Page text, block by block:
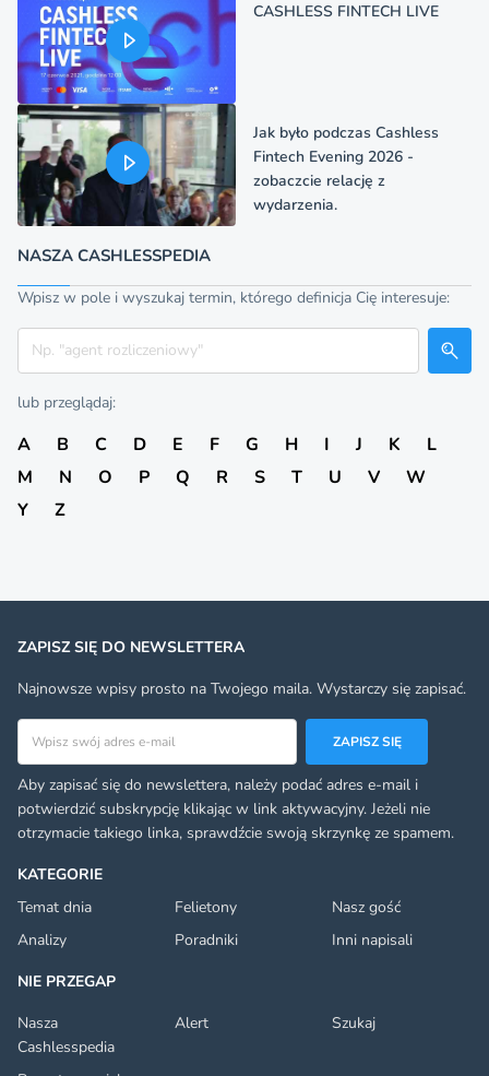
CASHLESS FINTECH LIVE
Jak było podczas Cashless
Fintech Evening 2026 -
zobaczcie relację z
wydarzenia.
NASZA CASHLESSPEDIA
Wpisz w pole i wyszukaj termin, którego definicja Cię interesuje:
Szukaj
lub przeglądaj:
A B C D E F G H I J K
L
M
N O P Q R S T U V
W
Y
Z
KATEGORIE
Temat dnia
Felietony
Nasz gość
Analizy
Poradniki
Inni napisali
NIE PRZEGAP
Nasza
Cashlesspedia
Alert Szukaj
ZAPISZ SIĘ DO NEWSLETTERA
Najnowsze wpisy prosto na Twojego maila. Wystarczy się zapisać.
ZAPISZ SIĘ
Aby zapisać się do newslettera, należy podać adres e-mail i
potwierdzić subskrypcję klikając w link aktywacyjny. Jeżeli nie
otrzymacie takiego linka, sprawdźcie swoją skrzynkę ze spamem.